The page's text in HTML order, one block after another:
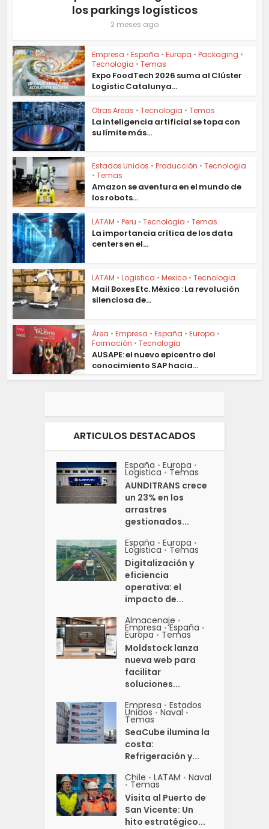
los parkings logísticos
2 meses ago
Empresa • España • Europa • Packaging •
Tecnologia • Temas
Expo FoodTech 2026 suma al Clúster
Logístic Catalunya...
Otras Areas • Tecnologia • Temas
La inteligencia artificial se topa con
su límite más...
Estados Unidos • Producción • Tecnologia
• Temas
Amazon se aventura en el mundo de
los robots...
LATAM • Peru • Tecnologia • Temas
La importancia crítica de los data
centers en el...
LATAM • Logistica • Mexico • Tecnologia
Mail Boxes Etc. México : La revolución
silenciosa de...
Área • Empresa • España • Europa •
Formación • Tecnologia
AUSAPE: el nuevo epicentro del
conocimiento SAP hacia...
ARTICULOS DESTACADOS
España • Europa •
Logistica • Temas
AUNDITRANS crece
un 23% en los
arrastres
gestionados...
España • Europa •
Logistica • Temas
Digitalización y
eficiencia
operativa: el
impacto de...
Almacenaje •
Empresa • España •
Europa • Temas
Moldstock lanza
nueva web para
facilitar
soluciones...
Empresa • Estados
Unidos • Naval •
Temas
SeaCube ilumina la
costa:
Refrigeración y...
Chile • LATAM • Naval
• Temas
Visita al Puerto de
San Vicente: Un
hito estratégico...